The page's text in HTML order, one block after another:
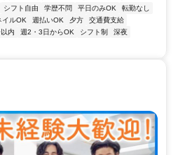
シフト自由 学歴不問 平日のみOK
転勤なし
イルOK 週払いOK 夕方
交通費支給
内 週2・3日からOK シフト制
深夜